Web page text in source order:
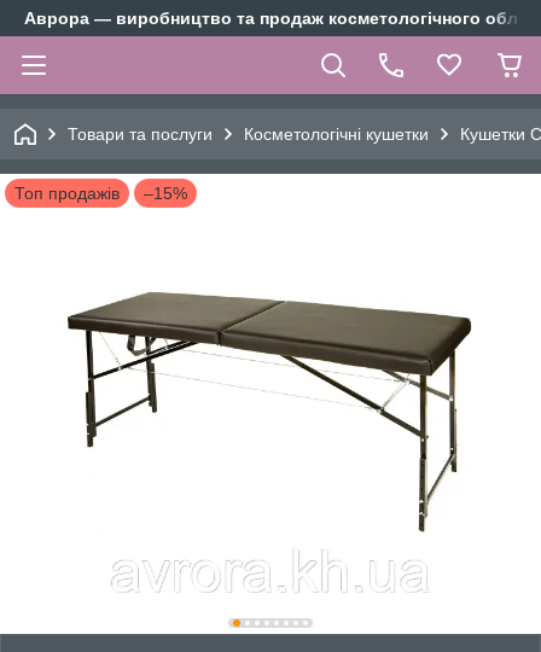
Аврора — виробництво та продаж косметологічного
Товари та послуги Косметологічні кушетки Кушетки
Топ продажів –15%